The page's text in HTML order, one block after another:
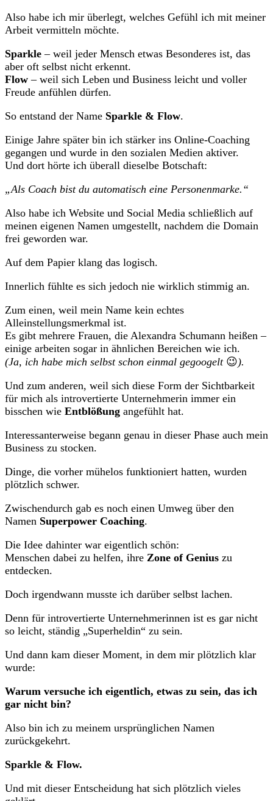
Also habe ich mir überlegt, welches Gefühl ich mit meiner
Arbeit vermitteln möchte.
Sparkle – weil jeder Mensch etwas Besonderes ist, das
aber oft selbst nicht erkennt.
Flow – weil sich Leben und Business leicht und voller
Freude anfühlen dürfen.
So entstand der Name Sparkle & Flow.
Einige Jahre später bin ich stärker ins Online-Coaching
gegangen und wurde in den sozialen Medien aktiver.
Und dort hörte ich überall dieselbe Botschaft:
„Als Coach bist du automatisch eine Personenmarke.“
Also habe ich Website und Social Media schließlich auf
meinen eigenen Namen umgestellt, nachdem die Domain
frei geworden war.
Auf dem Papier klang das logisch.
Innerlich fühlte es sich jedoch nie wirklich stimmig an.
Zum einen, weil mein Name kein echtes
Alleinstellungsmerkmal ist.
Es gibt mehrere Frauen, die Alexandra Schumann heißen –
einige arbeiten sogar in ähnlichen Bereichen wie ich.
(Ja, ich habe mich selbst schon einmal gegoogelt 😉).
Und zum anderen, weil sich diese Form der Sichtbarkeit
für mich als introvertierte Unternehmerin immer ein
bisschen wie Entblößung angefühlt hat.
Interessanterweise begann genau in dieser Phase auch mein
Business zu stocken.
Dinge, die vorher mühelos funktioniert hatten, wurden
plötzlich schwer.
Zwischendurch gab es noch einen Umweg über den
Namen Superpower Coaching.
Die Idee dahinter war eigentlich schön:
Menschen dabei zu helfen, ihre Zone of Genius zu
entdecken.
Doch irgendwann musste ich darüber selbst lachen.
Denn für introvertierte Unternehmerinnen ist es gar nicht
so leicht, ständig „Superheldin“ zu sein.
Und dann kam dieser Moment, in dem mir plötzlich klar
wurde:
Warum versuche ich eigentlich, etwas zu sein, das ich
gar nicht bin?
Also bin ich zu meinem ursprünglichen Namen
zurückgekehrt.
Sparkle & Flow.
Und mit dieser Entscheidung hat sich plötzlich vieles